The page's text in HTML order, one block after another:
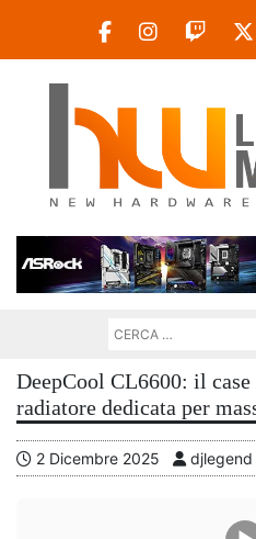
DeepCool CL6600: il
radiatore dedicata per
2 Dicembre 2025 djlegend